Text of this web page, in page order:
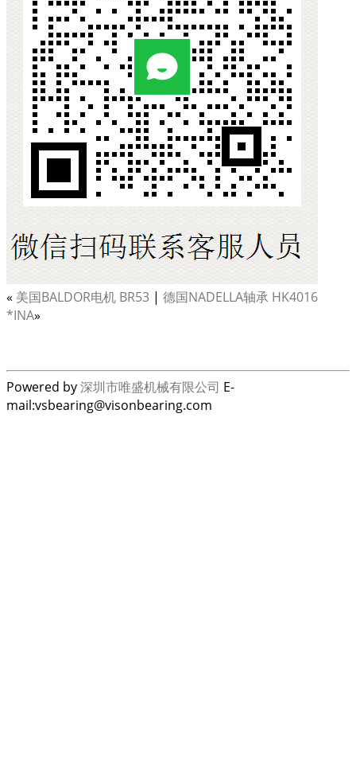
« 美国BALDOR电机 BR53 | 德国NADELLA轴承 HK4016
*INA»
Powered by深圳市唯盛机械有限公司 E-
mail:vsbearing@visonbearing.com